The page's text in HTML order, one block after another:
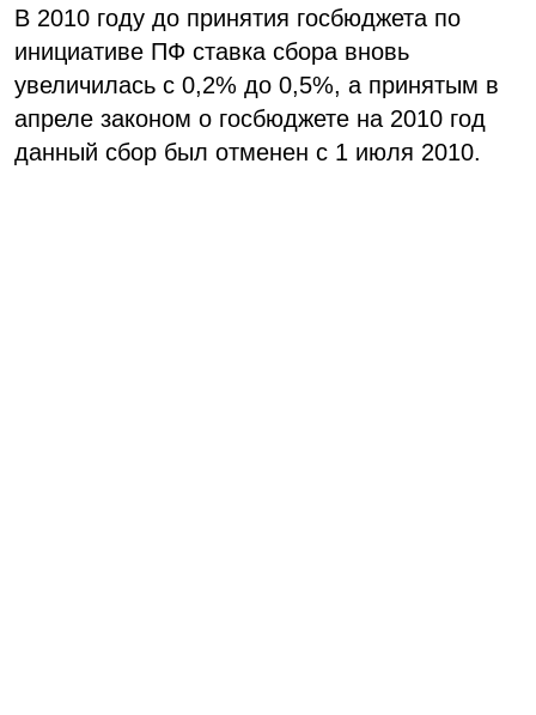
В 2010 году до принятия госбюджета по
инициативе ПФ ставка сбора вновь
увеличилась с 0,2% до 0,5%, а принятым в
апреле законом о госбюджете на 2010 год
данный сбор был отменен с 1 июля 2010.